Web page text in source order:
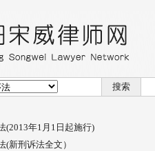
搜索
(2013年1月1日起施行)
新刑诉法全文）